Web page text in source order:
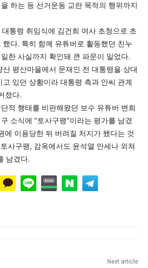
하는 등 선거운동 교란 목적의 행위까지
통령 취임식에 김건희 여사 초청으로 초
다. 특히 함께 유튜버로 활동했던 친누
한 사실까지 확인돼 큰 파문이 일었다.
산 평산마을에서 문재인 전 대통령을 상대
있던 상황이라 대통령 측과 안씨 관계
졌다.
적 행태를 비판해왔던 보수 유튜버 변희
소식에 “토사구팽”이라는 평가를 남겼
에 이용당한 뒤 버려질 처지가 됐다는 것
사구팽, 감옥에서도 윤석열 만세나 외쳐
남겼다.
Next article